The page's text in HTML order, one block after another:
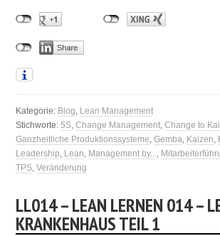
Kategorie: Blog Lean Management
Stichworte:5S ,Change Management ,Change to
Ganzheitliche Produktionssysteme ,Gemba Kaizen
Leadership Lean Management by...
TPS ,Veränderung
LL014 – LEAN LERNEN 014 –
KRANKENHAUS TEIL 1